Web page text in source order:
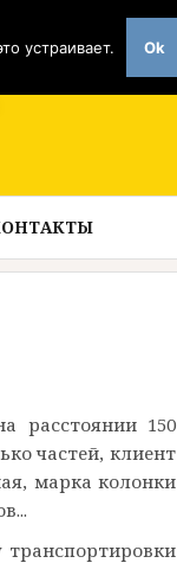
расстоянии 150
частей, клиент
марка колонки
устраивает. Ok